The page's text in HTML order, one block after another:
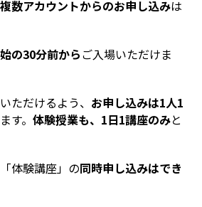
複数アカウントからのお申し込みは
の30分前からご入場いただけま
ただけるよう、 お申し込みは1人1
す。 体験授業も、1日1講座のみと
体験講座」の同時申し込みはでき